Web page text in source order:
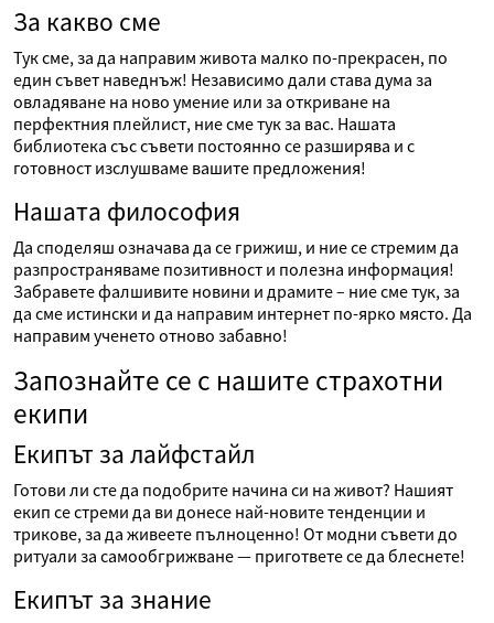
За какво сме
Тук сме, за да направим живота малко по-прекрасен, по
един съвет наведнъж! Независимо дали става дума за
овладяване на ново умение или за откриване на
перфектния плейлист, ние сме тук за вас. Нашата
библиотека със съвети постоянно се разширява и с
готовност изслушваме вашите предложения!
Нашата философия
Да споделяш означава да се грижиш, и ние се стремим да
разпространяваме позитивност и полезна информация!
Забравете фалшивите новини и драмите – ние сме тук, за
да сме истински и да направим интернет по-ярко място. Да
направим ученето отново забавно!
Запознайте се с нашите страхотни
екипи
Екипът за лайфстайл
Готови ли сте да подобрите начина си на живот? Нашият
екип се стреми да ви донесе най-новите тенденции и
трикове, за да живеете пълноценно! От модни съвети до
ритуали за самообгрижване — пригответе се да блеснете!
Екипът за знание